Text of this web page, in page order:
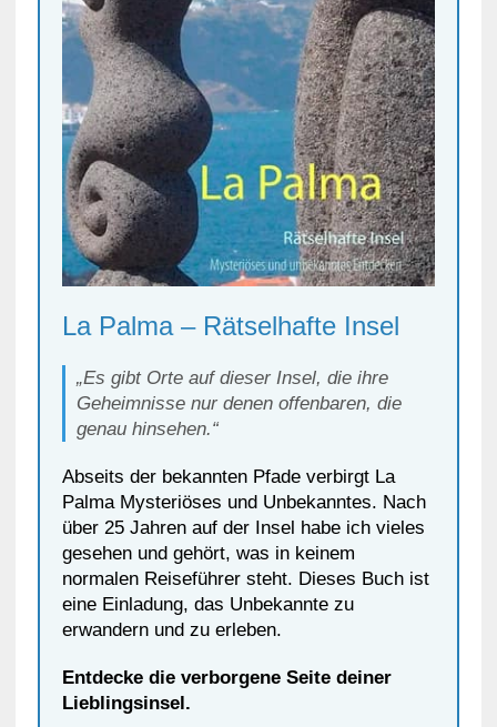
La Palma – Rätselhafte Insel
„Es gibt Orte auf dieser Insel, die ihre
Geheimnisse nur denen offenbaren, die
genau hinsehen.“
Abseits der bekannten Pfade verbirgt La
Palma Mysteriöses und Unbekanntes. Nach
über 25 Jahren auf der Insel habe ich vieles
gesehen und gehört, was in keinem
normalen Reiseführer steht. Dieses Buch ist
eine Einladung, das Unbekannte zu
erwandern und zu erleben.
Entdecke die verborgene Seite deiner
Lieblingsinsel.